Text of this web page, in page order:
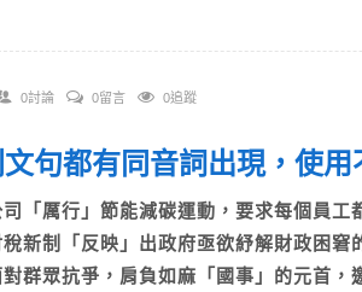
0討論 0留言 0追蹤
文句都有同音詞出現，使
「厲行」節能減碳運動，要求每個員
新制「反映」出政府亟欲紓解財政困
群眾抗爭，肩負如麻「國事」的元首